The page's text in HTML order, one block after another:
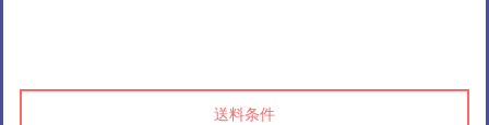
送料条件